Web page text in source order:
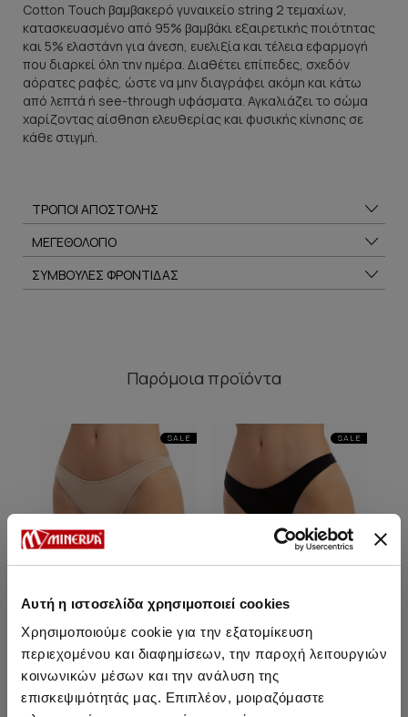
Αυτή η ιστοσελίδα χρησιμοποιεί cookies
Χρησιμοποιούμε cookie για την εξατομίκευση
περιεχομένου και διαφημίσεων, την παροχή λειτουργιών
κοινωνικών μέσων και την ανάλυση της
επισκεψιμότητάς μας. Επιπλέον, μοιραζόμαστε
Cotton Touch βαμβακερό γυναικείο string 2 τεμαχίων,
κατασκευασμένο από 95% βαμβάκι εξαιρετικής ποιότητας
και 5% ελαστάνη για άνεση, ευελιξία και τέλεια εφαρμογή
που διαρκεί όλη την ημέρα. Διαθέτει επίπεδες, σχεδόν
αόρατες ραφές, ώστε να μην διαγράφει ακόμη και κάτω
από λεπτά ή see-through υφάσματα. Αγκαλιάζει το σώμα
χαρίζοντας αίσθηση ελευθερίας και φυσικής κίνησης σε
κάθε στιγμή.
ΤΡΟΠΟΙ ΑΠΟΣΤΟΛΗΣ
ΜΕΓΕΘΟΛΟΓΙΟ
ΣΥΜΒΟΥΛΕΣ ΦΡΟΝΤΙΔΑΣ
Παρόμοια προϊόντα
SALE
Fimelle TENCEL™ Modal
Γυναικείο Invisible String
SALE
Fimelle TENCEL™ Modal
Γυναικείο Invisible String